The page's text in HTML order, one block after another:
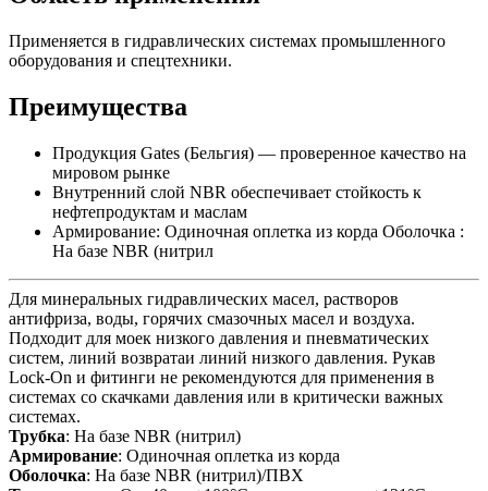
Применяется в гидравлических системах промышленного
оборудования и спецтехники.
Преимущества
Продукция Gates (Бельгия) — проверенное качество на
мировом рынке
Внутренний слой NBR обеспечивает стойкость к
нефтепродуктам и маслам
Армирование: Одиночная оплетка из корда Оболочка :
На базе NBR (нитрил
Для минеральных гидравлических масел, растворов
антифриза, воды, горячих смазочных масел и воздуха.
Подходит для моек низкого давления и пневматических
систем, линий возвратаи линий низкого давления. Рукав
Lock-On и фитинги не рекомендуются для применения в
системах со скачками давления или в критически важных
системах.
Трубка: На базе NBR (нитрил)
Армирование: Одиночная оплетка из корда
Оболочка: На базе NBR (нитрил)/ПВХ